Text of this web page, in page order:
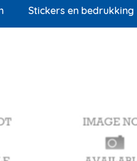
Stickers en bedrukking